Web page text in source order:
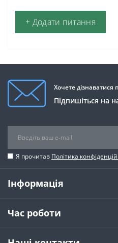
+ Додати питання
Хочете дізнаватися
Підпишіться на
Я прочитав Політика
Інформація
Час роботи